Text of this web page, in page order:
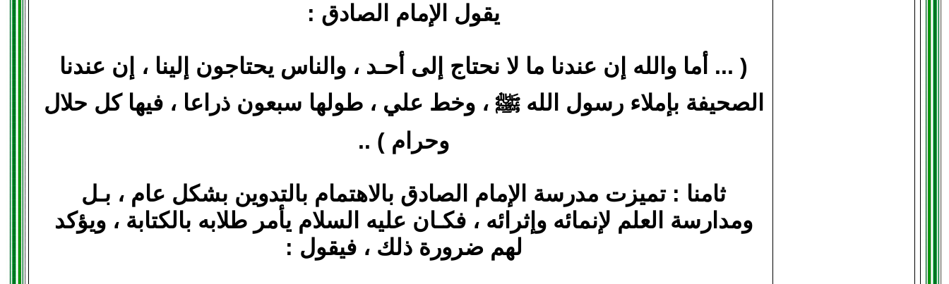
يقول الإمام الصادق :
( ... أما والله إن عندنا ما لا نحتاج إلى أحـد ، والناس يحتاجون إلينا ، إن عندنا
الصحيفة بإملاء رسول الله ﷺ ، وخط علي ، طولها سبعون ذراعا ، فيها كل حلال
وحرام ) ..
ثامنا : تميزت مدرسة الإمام الصادق بالاهتمام بالتدوين بشكل عام ، بـل
ومدارسة العلم لإنمائه وإثرائه ، فكـان عليه السلام يأمر طلابه بالكتابة ، ويؤكد
لهم ضرورة ذلك ، فيقول :